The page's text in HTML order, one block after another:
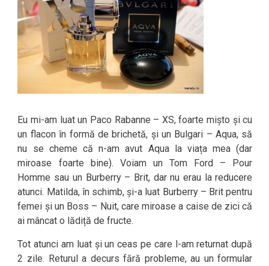
Eu mi-am luat un Paco Rabanne – XS, foarte mișto și cu
un flacon în formă de brichetă, și un Bulgari – Aqua, să
nu se cheme că n-am avut Aqua la viața mea (dar
miroase foarte bine). Voiam un Tom Ford – Pour
Homme sau un Burberry – Brit, dar nu erau la reducere
atunci. Matilda, în schimb, și-a luat Burberry – Brit pentru
femei și un Boss – Nuit, care miroase a caise de zici că
ai mâncat o lădiță de fructe.
Tot atunci am luat și un ceas pe care l-am returnat după
2 zile. Returul a decurs fără probleme, au un formular